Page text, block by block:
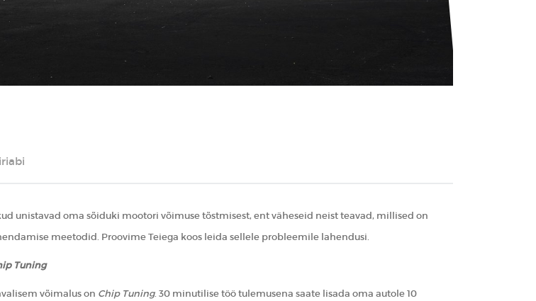
unistavad oma sõiduki mootori võimuse tõstmisest, ent väheseid neist teavad, millised on
meetodid. Proovime Teiega koos leida sellele probleemile lahendusi.
Tuning
võimalus on Chip Tuning. 30 minutilise töö tulemusena saate lisada oma autole 10